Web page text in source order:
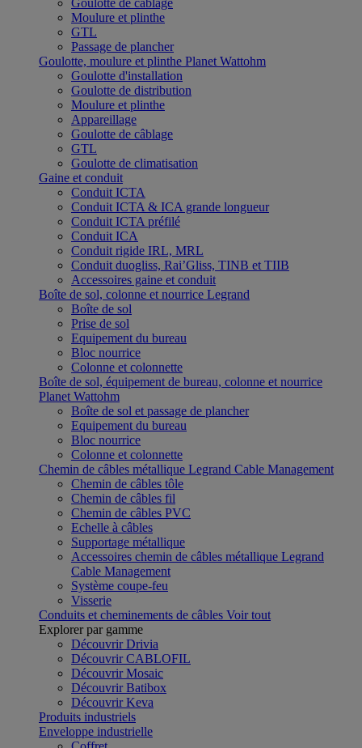
Goulotte de câblage
Moulure et plinthe
GTL
Passage de plancher
Goulotte, moulure et plinthe Planet Wattohm
Goulotte d'installation
Goulotte de distribution
Moulure et plinthe
Appareillage
Goulotte de câblage
GTL
Goulotte de climatisation
Gaine et conduit
Conduit ICTA
Conduit ICTA & ICA grande longueur
Conduit ICTA préfilé
Conduit ICA
Conduit rigide IRL, MRL
Conduit duogliss, Rai’Gliss, TINB et TIIB
Accessoires gaine et conduit
Boîte de sol, colonne et nourrice Legrand
Boîte de sol
Prise de sol
Equipement du bureau
Bloc nourrice
Colonne et colonnette
Boîte de sol, équipement de bureau, colonne et nourrice
Planet Wattohm
Boîte de sol et passage de plancher
Equipement du bureau
Bloc nourrice
Colonne et colonnette
Chemin de câbles métallique Legrand Cable Management
Chemin de câbles tôle
Chemin de câbles fil
Chemin de câbles PVC
Echelle à câbles
Supportage métallique
Accessoires chemin de câbles métallique Legrand
Cable Management
Système coupe-feu
Visserie
Conduits et cheminements de câbles Voir tout
Explorer par gamme
Découvrir Drivia
Découvrir CABLOFIL
Découvrir Mosaic
Découvrir Batibox
Découvrir Keva
Produits industriels
Enveloppe industrielle